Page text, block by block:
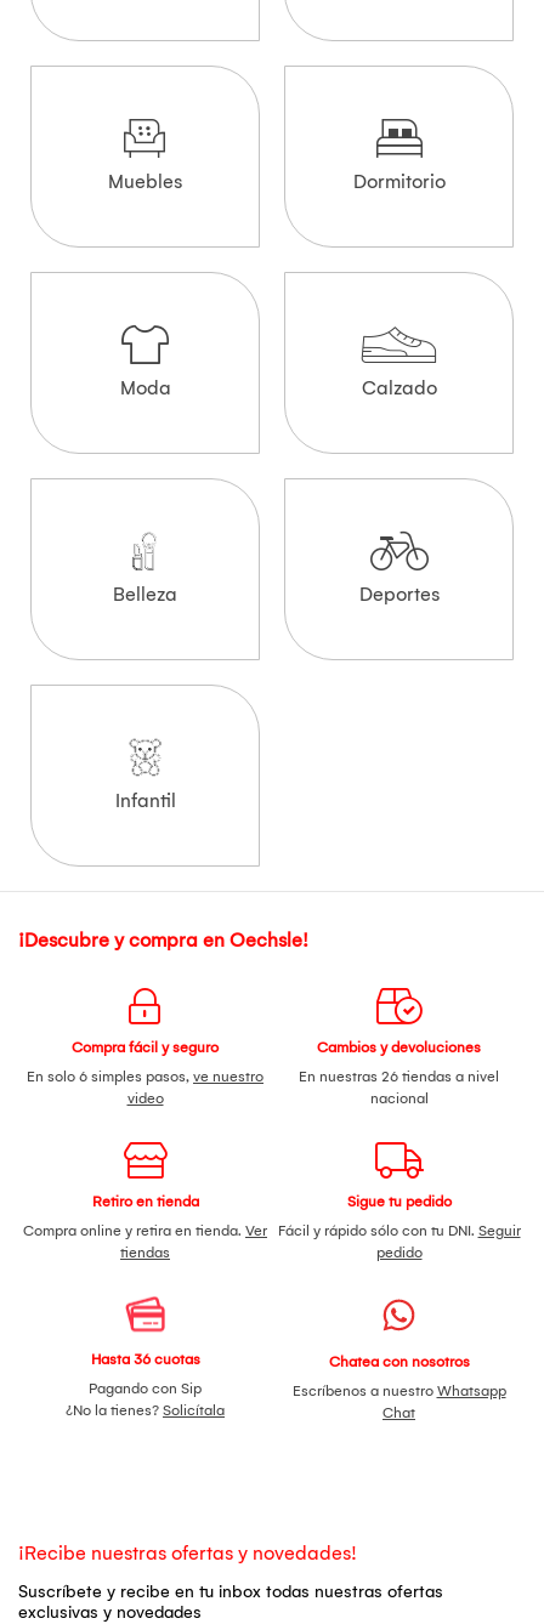
Muebles Dormitorio
Moda Calzado
Belleza Deportes
Infantil
¡Descubre y compra en Oechsle!
Compra fácil y seguro
En solo 6 simples pasos, ve nuestro
video
Cambios y devoluciones
En nuestras 26 tiendas a nivel
nacional
Retiro en tienda
Compra online y retira en tienda. Ver
tiendas
Sigue tu pedido
Fácil y rápido sólo con tu DNI. Seguir
pedido
Hasta 36 cuotas
Pagando con Sip
¿No la tienes? Solicítala
Chatea con nosotros
Escríbenos a nuestro Whatsapp
Chat
¡Recibe nuestras ofertas y novedades!
Suscríbete y recibe en tu inbox todas nuestras ofertas
exclusivas y novedades